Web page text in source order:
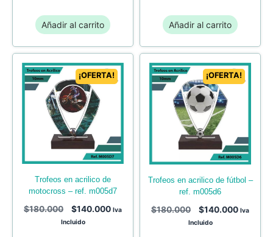
Añadir al carrito Añadir al carrito
¡OFERTA!
trofeos en acrilico de
motocross – ref. m005d7
$180.000 $140.000 Iva
Incluido
¡OFERTA!
trofeos en acrilico de fútbol –
ref. m005d6
$180.000 $140.000 Iva
Incluido